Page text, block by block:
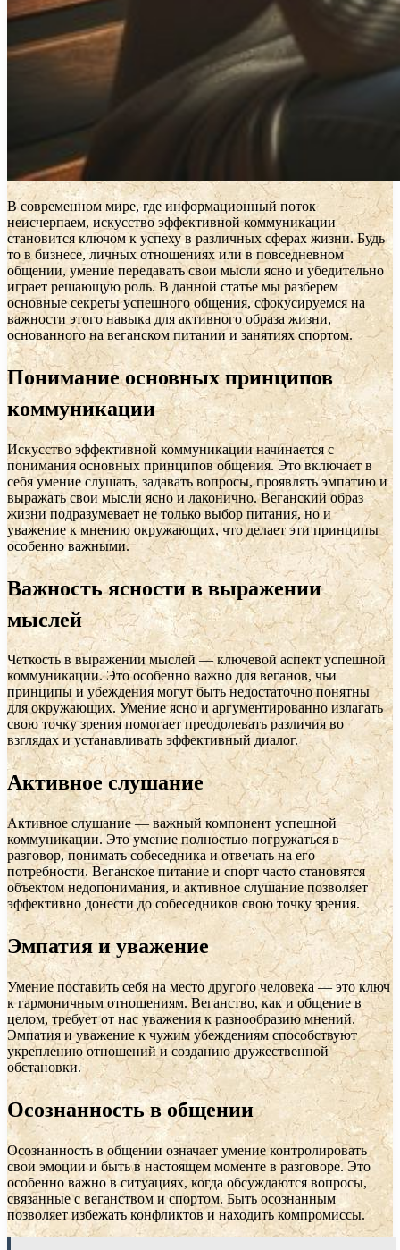
В современном мире, где информационный поток
неисчерпаем, искусство эффективной коммуникации
становится ключом к успеху в различных сферах жизни. Будь
то в бизнесе, личных отношениях или в повседневном
общении, умение передавать свои мысли ясно и убедительно
играет решающую роль. В данной статье мы разберем
основные секреты успешного общения, сфокусируемся на
важности этого навыка для активного образа жизни,
основанного на веганском питании и занятиях спортом.
Понимание основных принципов
коммуникации
Искусство эффективной коммуникации начинается с
понимания основных принципов общения. Это включает в
себя умение слушать, задавать вопросы, проявлять эмпатию и
выражать свои мысли ясно и лаконично. Веганский образ
жизни подразумевает не только выбор питания, но и
уважение к мнению окружающих, что делает эти принципы
особенно важными.
Важность ясности в выражении
мыслей
Четкость в выражении мыслей — ключевой аспект успешной
коммуникации. Это особенно важно для веганов, чьи
принципы и убеждения могут быть недостаточно понятны
для окружающих. Умение ясно и аргументированно излагать
свою точку зрения помогает преодолевать различия во
взглядах и устанавливать эффективный диалог.
Активное слушание
Активное слушание — важный компонент успешной
коммуникации. Это умение полностью погружаться в
разговор, понимать собеседника и отвечать на его
потребности. Веганское питание и спорт часто становятся
объектом недопонимания, и активное слушание позволяет
эффективно донести до собеседников свою точку зрения.
Эмпатия и уважение
Умение поставить себя на место другого человека — это ключ
к гармоничным отношениям. Веганство, как и общение в
целом, требует от нас уважения к разнообразию мнений.
Эмпатия и уважение к чужим убеждениям способствуют
укреплению отношений и созданию дружественной
обстановки.
Осознанность в общении
Осознанность в общении означает умение контролировать
свои эмоции и быть в настоящем моменте в разговоре. Это
особенно важно в ситуациях, когда обсуждаются вопросы,
связанные с веганством и спортом. Быть осознанным
позволяет избежать конфликтов и находить компромиссы.